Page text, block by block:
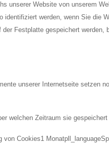
unserer Website von unserem
werden, wenn Sie die
Festplatte gespeichert
unserer Internetseite setzen
welchen Zeitraum sie gespeichert
Cookies1